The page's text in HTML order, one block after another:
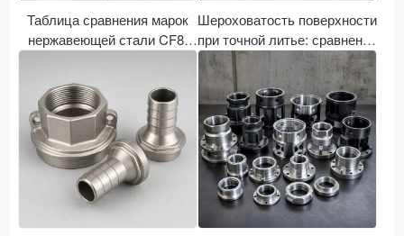
Таблица сравнения марок
нержавеющей стали CF8,
марки нержавеющей стали
для литья соотносятся с
марками 304, 316, 304L и
316L?
Шероховатость поверхности
при точной литье: сравнение
значений Ra, Ry, Rz при
обработке на станках с ЧПУ
с последующей полировкой.